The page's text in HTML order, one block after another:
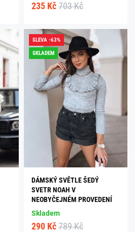
235 Kč 703 Kč
SLEVA -63%
SKLADEM
DÁMSKÝ SVĚTLE ŠEDÝ
SVETR NOAH V
NEOBYČEJNÉM PROVEDENÍ
Skladem
290 Kč 789 Kč